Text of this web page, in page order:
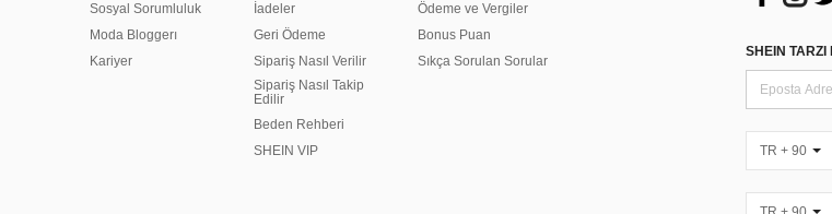
Sosyal Sorumluluk
Moda Bloggerı
Kariyer
İadeler
Geri Ödeme
Sipariş Nasıl Verilir
Sipariş Nasıl Takip
Edilir
Beden Rehberi
SHEIN VIP
Ödeme ve Vergiler
Bonus Puan
Sıkça Sorulan Sorular
SHEIN TARZI
TR + 90